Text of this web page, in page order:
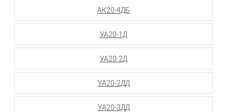
АК20-4ДБ
УА20-1Д
УА20-2Д
УА20-2ДД
УА20-3ДД